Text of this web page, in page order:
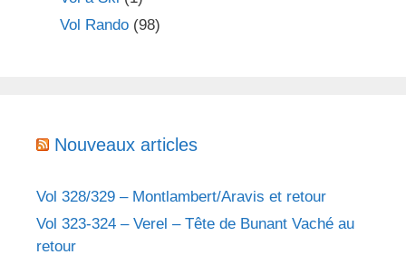
Vol Rando(98)
Nouveaux articles
Vol 328/329 – Montlambert/Aravis et retour
Vol 323-324 – Verel – Tête de Bunant Vaché au
retour